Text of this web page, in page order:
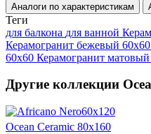
Аналоги по характеристикам
Теги
для балкона для ванной
Керамогранит бежевый 60x60
60x60 Керамогранит матовый
Другие коллекции
Ocean Ceramic 80x160